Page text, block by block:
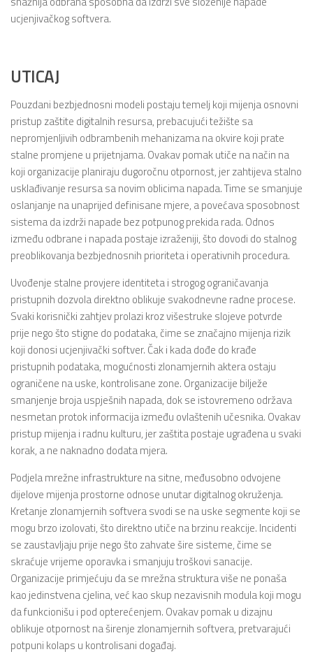
ucjenjivačkog softvera.
UTICAJ
Pouzdani bezbjednosni modeli postaju temelj koji mijenja osnovni
pristup zaštite digitalnih resursa, prebacujući težište sa
nepromjenljivih odbrambenih mehanizama na okvire koji prate
stalne promjene u prijetnjama. Ovakav pomak utiče na način na
koji organizacije planiraju dugoročnu otpornost, jer zahtijeva stalno
usklađivanje resursa sa novim oblicima napada. Time se smanjuje
oslanjanje na unaprijed definisane mjere, a povećava sposobnost
sistema da izdrži napade bez potpunog prekida rada. Odnos
između odbrane i napada postaje izraženiji, što dovodi do stalnog
preoblikovanja bezbjednosnih prioriteta i operativnih procedura.
Uvođenje stalne provjere identiteta i strogog ograničavanja
pristupnih dozvola direktno oblikuje svakodnevne radne procese.
Svaki korisnički zahtjev prolazi kroz višestruke slojeve potvrde
prije nego što stigne do podataka, čime se značajno mijenja rizik
koji donosi ucjenjivački softver. Čak i kada dođe do krađe
pristupnih podataka, mogućnosti zlonamjernih aktera ostaju
ograničene na uske, kontrolisane zone. Organizacije bilježe
smanjenje broja uspješnih napada, dok se istovremeno održava
nesmetan protok informacija između ovlaštenih učesnika. Ovakav
pristup mijenja i radnu kulturu, jer zaštita postaje ugrađena u svaki
korak, a ne naknadno dodata mjera.
Podjela mrežne infrastrukture na sitne, međusobno odvojene
dijelove mijenja prostorne odnose unutar digitalnog okruženja.
Kretanje zlonamjernih softvera svodi se na uske segmente koji se
mogu brzo izolovati, što direktno utiče na brzinu reakcije. Incidenti
se zaustavljaju prije nego što zahvate šire sisteme, čime se
skraćuje vrijeme oporavka i smanjuju troškovi sanacije.
Organizacije primjećuju da se mrežna struktura više ne ponaša
kao jedinstvena cjelina, već kao skup nezavisnih modula koji mogu
da funkcionišu i pod opterećenjem. Ovakav pomak u dizajnu
oblikuje otpornost na širenje zlonamjernih softvera, pretvarajući
potpuni kolaps u kontrolisani događaj.